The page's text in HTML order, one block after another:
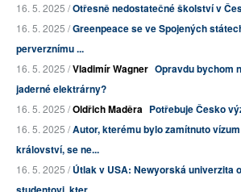
16. 5. 2025 /Otřesně nedostatečné školství v
16. 5. 2025 /Greenpeace se ve Spojených
perverznímu ...
16. 5. 2025 /Vladimír Wagner Opravdu bychom
jaderné elektrárny?
16. 5. 2025 /Oldřich Maděra Potřebuje Česko
16. 5. 2025 /Autor, kterému bylo zamítnuto
království, se ne...
16. 5. 2025 /Útlak v USA: Newyorská univerzita